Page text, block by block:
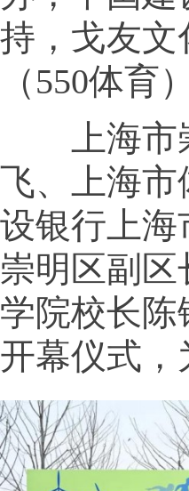
持，戈友文
（550体育
上海市崇
飞、上海市
设银行上海
崇明区副
学院校长
开幕仪式